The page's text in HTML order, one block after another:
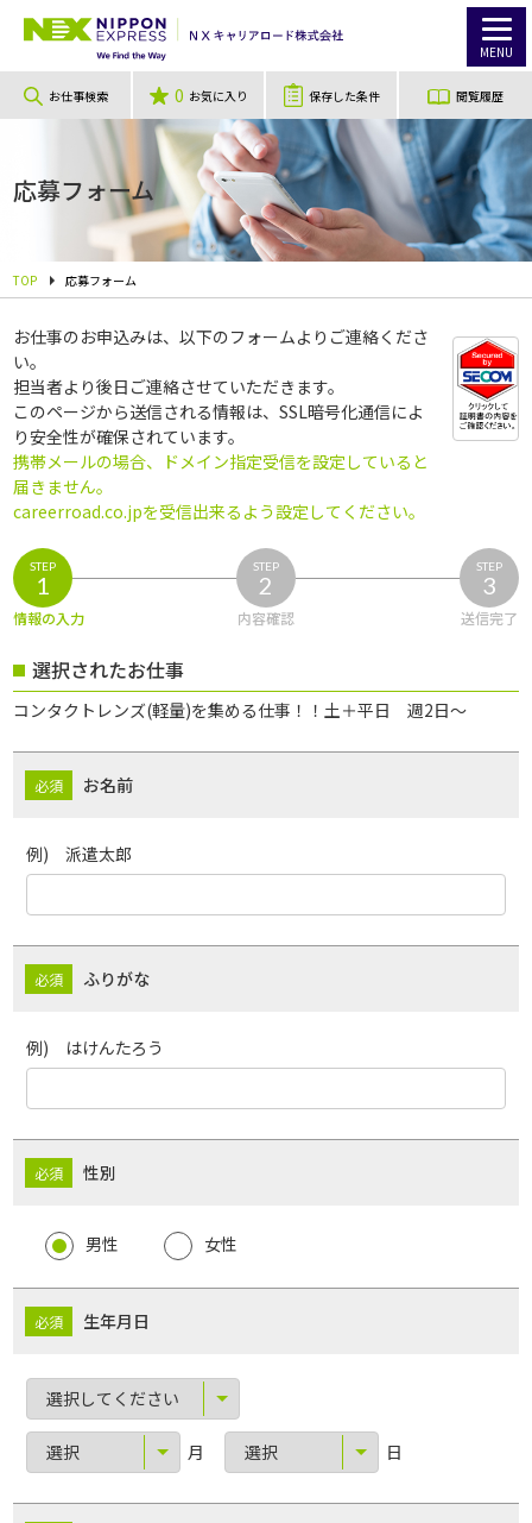
MENU
お仕事検索 0 お気に入り 保存した条件 閲覧履歴
応募フォーム
TOP 応募フォーム
お仕事のお申込みは、以下のフォームよりご連絡くださ
い。
担当者より後日ご連絡させていただきます。
このページから送信される情報は、SSL暗号化通信によ
り安全性が確保されています。
携帯メールの場合、ドメイン指定受信を設定していると
届きません。
careerroad.co.jpを受信出来るよう設定してください。
STEP
1
情報の入力
STEP
2
内容確認
STEP
3
送信完了
選択されたお仕事
コンタクトレンズ(軽量)を集める仕事！！土＋平日 週2日～
お名前
例) 派遣太郎
ふりがな
例) はけんたろう
性別
男性 女性
生年月日
月 日